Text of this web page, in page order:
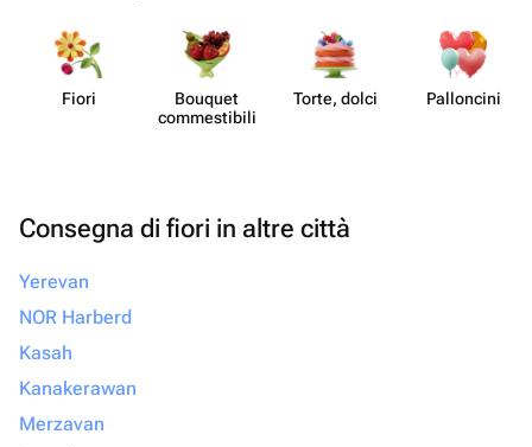
Fiori
Bouquet
commes​tibili
Torte, dolci Pall​oncini
Consegna di fiori in altre città
Yerevan
NOR Harberd
Kasah
Kanakerawan
Merzavan